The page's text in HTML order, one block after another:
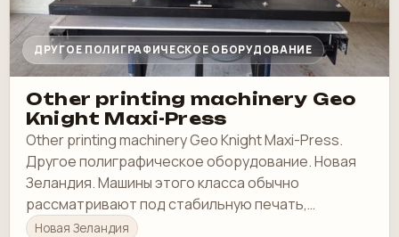
ДРУГОЕ ПОЛИГРАФИЧЕСКОЕ ОБОРУДОВАНИЕ
Other printing machinery Geo
Knight Maxi-Press
Other printing machinery Geo Knight Maxi-Press.
Другое полиграфическое оборудование. Новая
Зеландия. Машины этого класса обычно
рассматривают под стабильную печать,
понятную приладку и рабочую загрузку в смене.
Новая Зеландия